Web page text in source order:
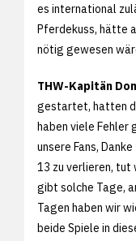
es international
Pferdekuss, hätte
nötig gewesen
THW-Kapitän
gestartet, hatten
haben viele Fehler
unsere Fans,
13 zu verlieren, tut
gibt solche Tage,
Tagen haben wir
beide Spiele in